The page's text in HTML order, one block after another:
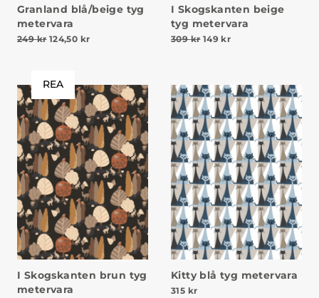
Granland blå/beige tyg
metervara
249kr Det ursprungliga priset var: 249 kr.
124,50 krDet nuvarande priset är: 124,50 kr.
I Skogskanten beige
tyg metervara
309kr Det ursprungliga priset
149 krDet nuvarande
REA
I Skogskanten brun tyg
metervara
Kitty blå tyg metervara
315 kr